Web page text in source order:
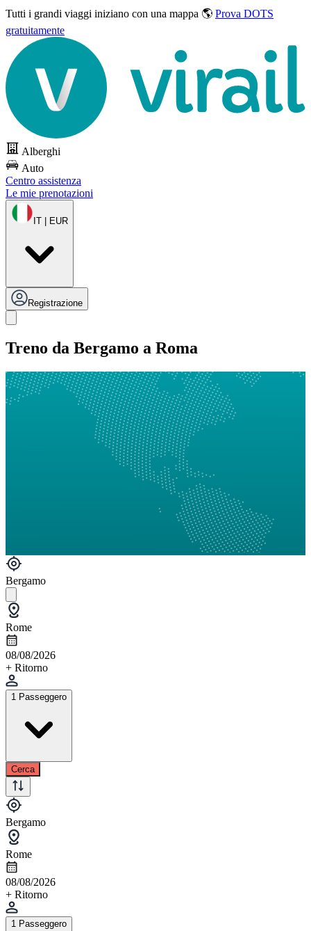
Tutti i grandi viaggi iniziano con una mappa 🌎 Prova DOTS
gratuitamente
Alberghi
Auto
Centro assistenza
Le mie prenotazioni
IT | EUR
Registrazione
Treno da Bergamo a Roma
Bergamo
Rome
08/08/2026
+ Ritorno
1 Passeggero
Cerca
Bergamo
Rome
08/08/2026
+ Ritorno
1 Passeggero